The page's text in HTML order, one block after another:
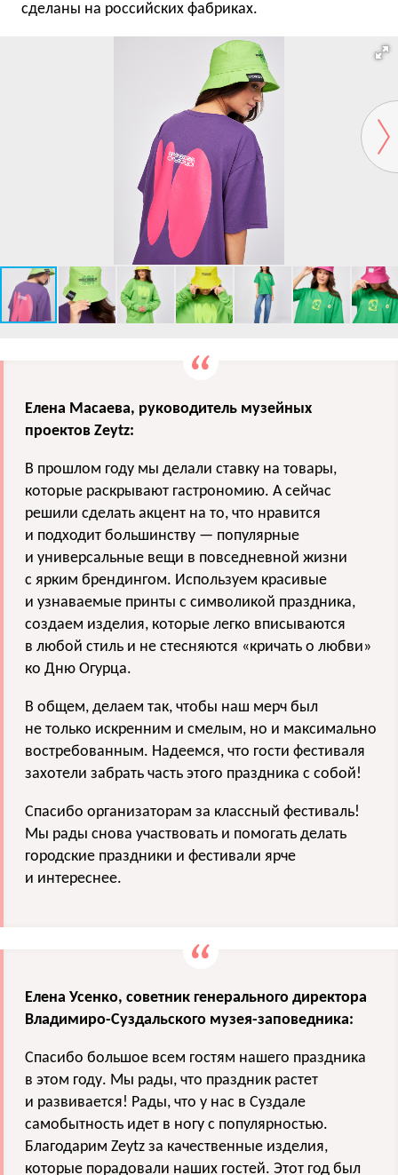
сделаны на российских фабриках.
Елена Масаева, руководитель музейных
проектов Zeytz:
В прошлом году мы делали ставку на товары,
которые раскрывают гастрономию. А сейчас
решили сделать акцент на то, что нравится
и подходит большинству — популярные
и универсальные вещи в повседневной жизни
с ярким брендингом. Используем красивые
и узнаваемые принты с символикой праздника,
создаем изделия, которые легко вписываются
в любой стиль и не стесняются «кричать о любви»
ко Дню Огурца.
В общем, делаем так, чтобы наш мерч был
не только искренним и смелым, но и максимально
востребованным. Надеемся, что гости фестиваля
захотели забрать часть этого праздника с собой!
Спасибо организаторам за классный фестиваль!
Мы рады снова участвовать и помогать делать
городские праздники и фестивали ярче
и интереснее.
Елена Усенко, советник генерального директора
Владимиро-Суздальского музея-заповедника:
Спасибо большое всем гостям нашего праздника
в этом году. Мы рады, что праздник растет
и развивается! Рады, что у нас в Суздале
самобытность идет в ногу с популярностью.
Благодарим Zeytz за качественные изделия,
которые порадовали наших гостей. Этот год был